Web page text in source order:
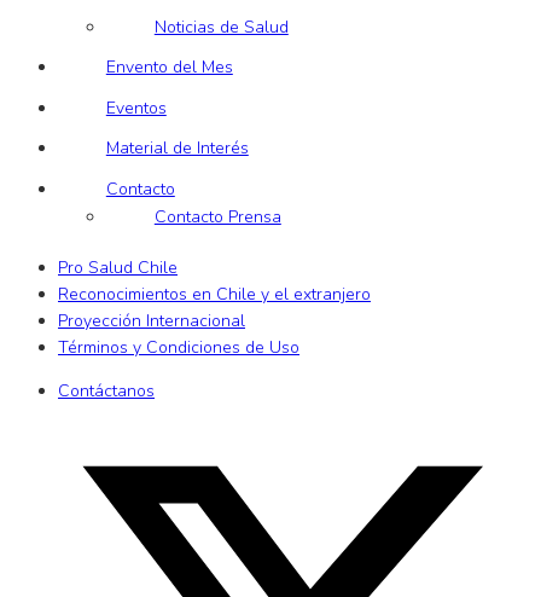
Noticias de Salud
Envento del Mes
Eventos
Material de Interés
Contacto
Contacto Prensa
Pro Salud Chile
Reconocimientos en Chile y el extranjero
Proyección Internacional
Términos y Condiciones de Uso
Contáctanos